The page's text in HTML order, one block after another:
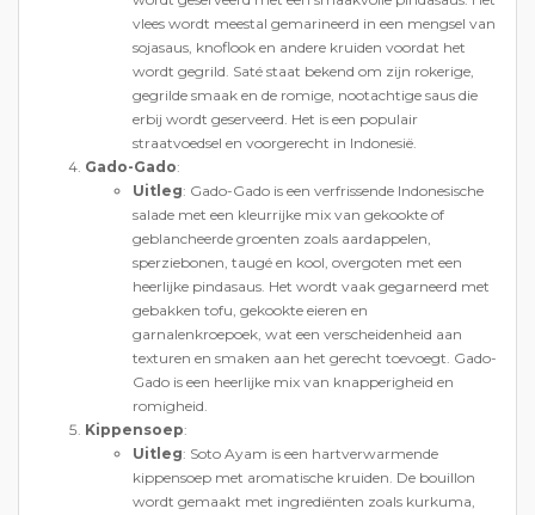
vlees wordt meestal gemarineerd in een mengsel van
sojasaus, knoflook en andere kruiden voordat het
wordt gegrild. Saté staat bekend om zijn rokerige,
gegrilde smaak en de romige, nootachtige saus die
erbij wordt geserveerd. Het is een populair
straatvoedsel en voorgerecht in Indonesië.
Gado-Gado:
Uitleg: Gado-Gado is een verfrissende Indonesische
salade met een kleurrijke mix van gekookte of
geblancheerde groenten zoals aardappelen,
sperziebonen, taugé en kool, overgoten met een
heerlijke pindasaus. Het wordt vaak gegarneerd met
gebakken tofu, gekookte eieren en
garnalenkroepoek, wat een verscheidenheid aan
texturen en smaken aan het gerecht toevoegt. Gado-
Gado is een heerlijke mix van knapperigheid en
romigheid.
Kippensoep:
Uitleg: Soto Ayam is een hartverwarmende
kippensoep met aromatische kruiden. De bouillon
wordt gemaakt met ingrediënten zoals kurkuma,